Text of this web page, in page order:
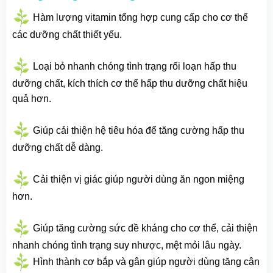
Hàm lượng vitamin tổng hợp cung cấp cho cơ thể
các dưỡng chất thiết yếu.
Loại bỏ nhanh chóng tình trạng rối loạn hấp thu
dưỡng chất, kích thích cơ thể hấp thu dưỡng chất hiệu
quả hơn.
Giúp cải thiện hệ tiêu hóa để tăng cường hấp thu
dưỡng chất dễ dàng.
Cải thiện vị giác giúp người dùng ăn ngon miệng
hơn.
Giúp tăng cường sức đề kháng cho cơ thể, cải thiện
nhanh chóng tình trạng suy nhược, mệt mỏi lâu ngày.
Hình thành cơ bắp và gân giúp người dùng tăng cân